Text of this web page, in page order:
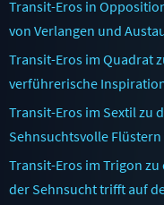
Transit-Eros in
von Verlangen und
Transit-Eros im Quadrat
verführerische
Transit-Eros im Sextil zu
Sehnsuchtsvolle
Transit-Eros im Trigon
der Sehnsucht trifft auf